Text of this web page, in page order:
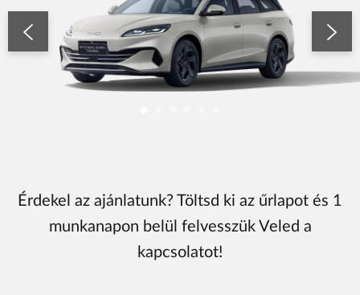
Tesla Approved Body Shop
Toyota Schiller
Karosszéria Centrum
Érdekel az ajánlatunk? Töltsd ki az űrlapot és 1
munkanapon belül felvesszük Veled a
kapcsolatot!